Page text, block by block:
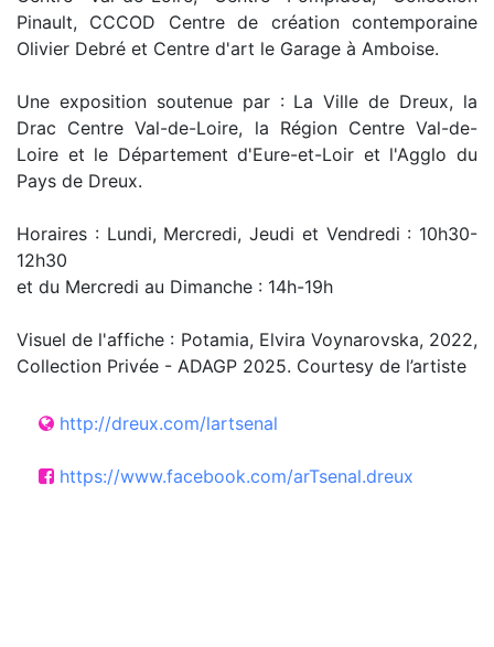
Pinault, CCCOD Centre de création contemporaine
Olivier Debré et Centre d'art le Garage à Amboise.
Une exposition soutenue par : La Ville de Dreux, la
Drac Centre Val-de-Loire, la Région Centre Val-de-
Loire et le Département d'Eure-et-Loir et l'Agglo du
Pays de Dreux.
Horaires : Lundi, Mercredi, Jeudi et Vendredi : 10h30-
12h30
et du Mercredi au Dimanche : 14h-19h
Visuel de l'affiche : Potamia, Elvira Voynarovska, 2022,
Collection Privée - ADAGP 2025. Courtesy de l’artiste
http://dreux.com/lartsenal
https://www.facebook.com/arTsenal.dreux